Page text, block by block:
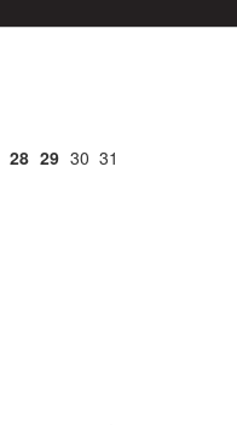
28 29 30 31